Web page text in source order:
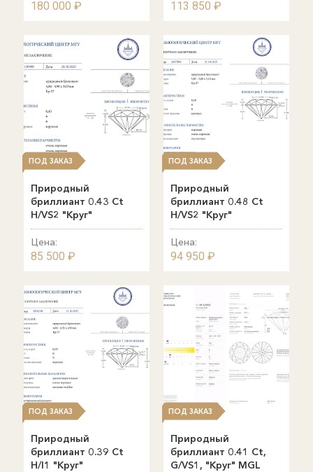
180 000 ₽ 113 850 ₽
ПОД ЗАКАЗ
Природный
бриллиант 0.43 Ct
H/VS2 "Круг"
Цена:
85 500 ₽
ПОД ЗАКАЗ
Природный
бриллиант 0.48 Ct
H/VS2 "Круг"
Цена:
94 950 ₽
ПОД ЗАКАЗ
Природный
бриллиант 0.39 Ct
H/I1 "Круг"
ПОД ЗАКАЗ
Природный
бриллиант 0.41 Ct,
G/VS1, "Круг" MGL